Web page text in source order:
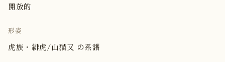
開放的
形姿
虎族・緋虎/山猫又 の系譜